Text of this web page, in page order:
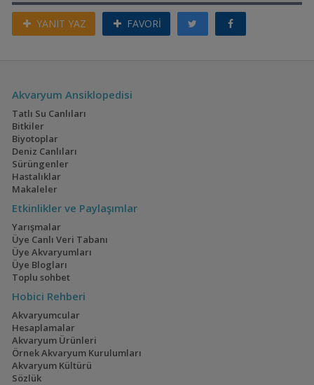
YANIT YAZ FAVORİ
Akvaryum Ansiklopedisi
Tatlı Su Canlıları
Bitkiler
Biyotoplar
Deniz Canlıları
Sürüngenler
Hastalıklar
Makaleler
Etkinlikler ve Paylaşımlar
Yarışmalar
Üye Canlı Veri Tabanı
Üye Akvaryumları
Üye Blogları
Toplu sohbet
Hobici Rehberi
Akvaryumcular
Hesaplamalar
Akvaryum Ürünleri
Örnek Akvaryum Kurulumları
Akvaryum Kültürü
Sözlük